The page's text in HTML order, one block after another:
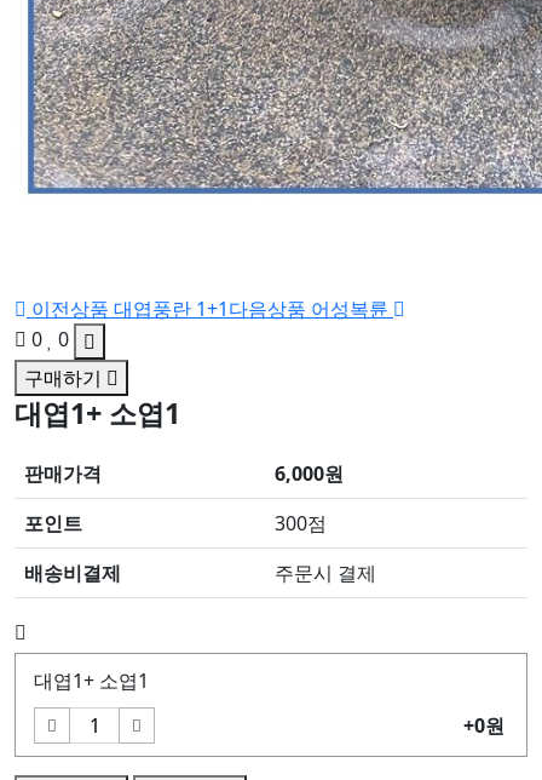
이전상품 대엽풍란 1+1다음상품 어성복륜
0 0
구매하기
대엽1+ 소엽1
판매가격
6,000원
포인트
300점
배송비결제
주문시 결제
대엽1+ 소엽1
+0원